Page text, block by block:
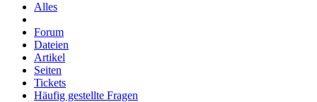
Alles
Forum
Dateien
Artikel
Seiten
Tickets
Häufig gestellte Fragen